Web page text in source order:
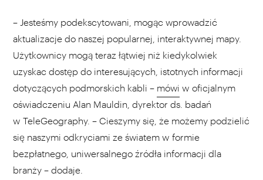
– Jesteśmy podekscytowani, mogąc wprowadzić
aktualizacje do naszej popularnej, interaktywnej mapy.
Użytkownicy mogą teraz łątwiej niż kiedykolwiek
uzyskac dostęp do interesujących, istotnych informacji
dotyczących podmorskich kabli – mówi w oficjalnym
oświadczeniu Alan Mauldin, dyrektor ds. badań
w TeleGeography. – Cieszymy się, że możemy podzielić
się naszymi odkryciami ze światem w formie
bezpłatnego, uniwersalnego źródła informacji dla
branży – dodaje.